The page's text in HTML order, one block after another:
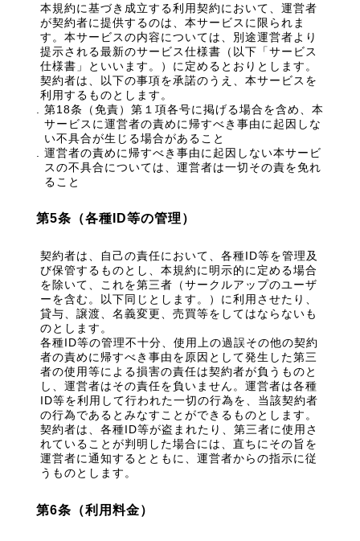
本規約に基づき成立する利用契約において、運営者
が契約者に提供するのは、本サービスに限られま
す。本サービスの内容については、別途運営者より
提示される最新のサービス仕様書（以下「サービス
仕様書」といいます。）に定めるとおりとします。
契約者は、以下の事項を承諾のうえ、本サービスを
利用するものとします。
第18条（免責）第１項各号に掲げる場合を含め、本
サービスに運営者の責めに帰すべき事由に起因しな
い不具合が生じる場合があること
運営者の責めに帰すべき事由に起因しない本サービ
スの不具合については、運営者は一切その責を免れ
ること
第5条（各種ID等の管理）
契約者は、自己の責任において、各種ID等を管理及
び保管するものとし、本規約に明示的に定める場合
を除いて、これを第三者（サークルアップのユーザ
ーを含む。以下同じとします。）に利用させたり、
貸与、譲渡、名義変更、売買等をしてはならないも
のとします。
各種ID等の管理不十分、使用上の過誤その他の契約
者の責めに帰すべき事由を原因として発生した第三
者の使用等による損害の責任は契約者が負うものと
し、運営者はその責任を負いません。運営者は各種
ID等を利用して行われた一切の行為を、当該契約者
の行為であるとみなすことができるものとします。
契約者は、各種ID等が盗まれたり、第三者に使用さ
れていることが判明した場合には、直ちにその旨を
運営者に通知するとともに、運営者からの指示に従
うものとします。
第6条（利用料金）